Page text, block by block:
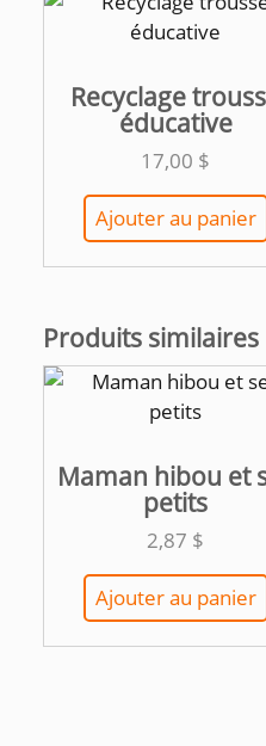
Recyclage
éducative
17,00 $
Ajouter au panier
Produits similaires
Maman hibou et
petits
2,87 $
Ajouter au panier